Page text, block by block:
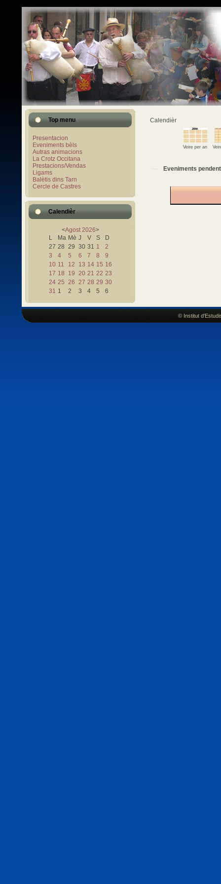
Top menu
Presentacion
Eveniments bèls
Autras animacions
La Crotz Occitana
Prestacions/Vendas
Ligams
Balètis dins Tarn
Cercle de Castres
Calendièr
<Agost 2026>
L
Ma Mè J V S
D
27 28 29 30 31 1
2
3
4 5 6 7 8
9
10 11 12 13 14 15 16
17 18 19 20 21 22 23
24 25 26 27 28 29 30
31 1 2 3 4 5 6
Calendièr
Veire per an
Eveniments pendent
© Institut